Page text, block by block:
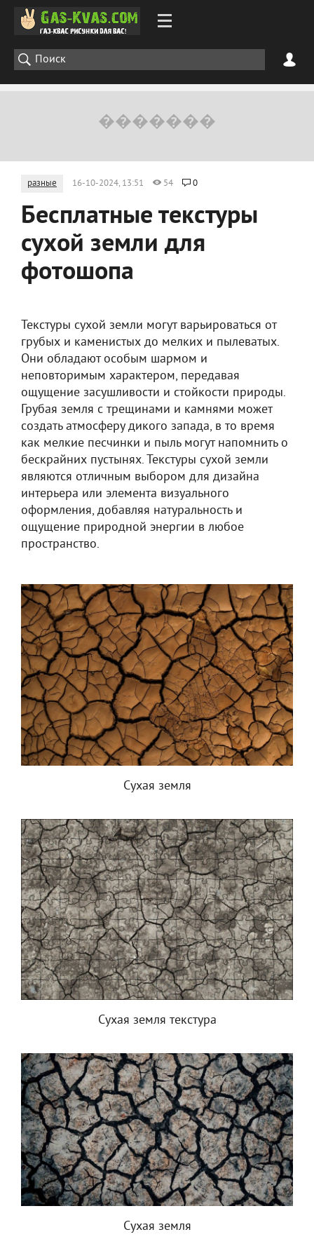
разные 16-10-2024, 13:51 54 0
Бесплатные текстуры
сухой земли для
фотошопа
Текстуры сухой земли могут варьироваться от
грубых и каменистых до мелких и пылеватых.
Они обладают особым шармом и
неповторимым характером, передавая
ощущение засушливости и стойкости природы.
Грубая земля с трещинами и камнями может
создать атмосферу дикого запада, в то время
как мелкие песчинки и пыль могут напомнить о
бескрайних пустынях. Текстуры сухой земли
являются отличным выбором для дизайна
интерьера или элемента визуального
оформления, добавляя натуральность и
ощущение природной энергии в любое
пространство.
Сухая земля
Сухая земля текстура
Сухая земля